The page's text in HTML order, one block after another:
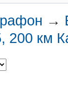
→
200 км